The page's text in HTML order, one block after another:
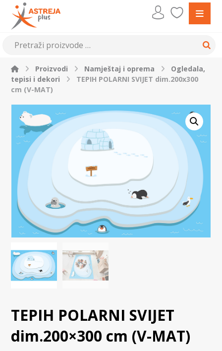
Proizvodi Namještaj i oprema
Ogledala,
tepisi i dekori
TEPIH POLARNI SVIJET dim.200x300
cm (V-MAT)
TEPIH POLARNI SVIJET
dim.200×300 cm (V-MAT)